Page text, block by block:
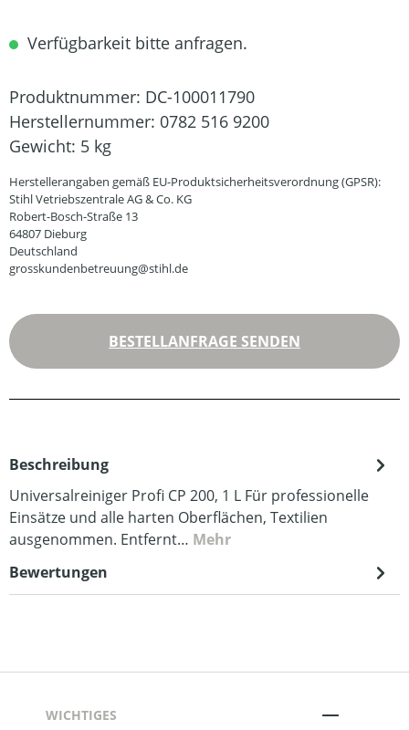
Verfügbarkeit bitte anfragen.
Produktnummer: DC-100011790
Herstellernummer: 0782 516 9200
Gewicht: 5 kg
Herstellerangaben gemäß EU-Produktsicherheitsverordnung (GPSR):
Stihl Vetriebszentrale AG & Co. KG
Robert-Bosch-Straße 13
64807 Dieburg
Deutschland
grosskundenbetreuung@stihl.de
BESTELLANFRAGE SENDEN
Beschreibung
Universalreiniger Profi CP 200, 1 L Für professionelle
Einsätze und alle harten Oberflächen, Textilien
ausgenommen. Entfernt… Mehr
Bewertungen
WICHTIGES